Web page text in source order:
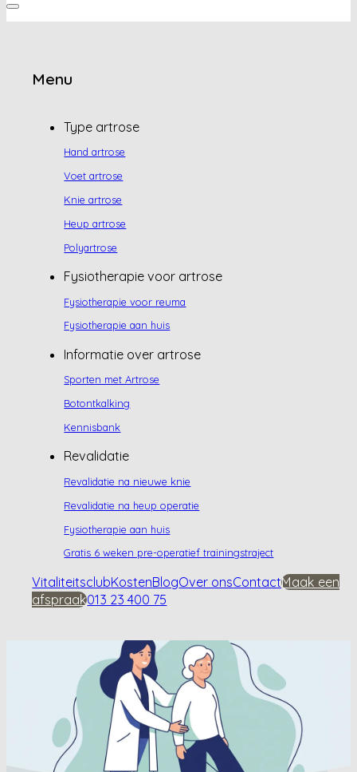
Menu
Type artrose
Hand artrose
Voet artrose
Knie artrose
Heup artrose
Polyartrose
Fysiotherapie voor artrose
Fysiotherapie voor reuma
Fysiotherapie aan huis
Informatie over artrose
Sporten met Artrose
Botontkalking
Kennisbank
Revalidatie
Revalidatie na nieuwe knie
Revalidatie na heup operatie
Fysiotherapie aan huis
Gratis 6 weken pre-operatief trainingstraject
VitaliteitsclubKostenBlogOver onsContactMaak een
afspraak013 23 400 75
Kennisbank Wat zijn de beste behandelingen voor heupartrose?
Wat zijn de beste
behandelingen voor
heupartrose?